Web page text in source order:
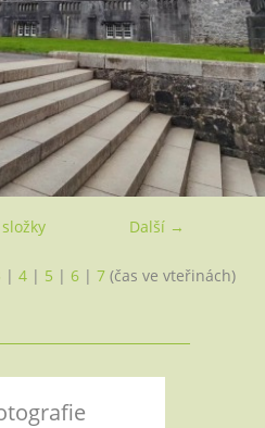
Další →
| 4 | 5 | 6 | 7 (čas ve vteřinách)